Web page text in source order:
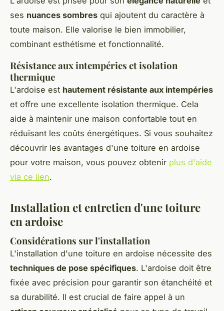
ses nuances sombres qui ajoutent du caractère à
toute maison. Elle valorise le bien immobilier,
combinant esthétisme et fonctionnalité.
Résistance aux intempéries et isolation
thermique
L'ardoise est hautement résistante aux intempéries
et offre une excellente isolation thermique. Cela
aide à maintenir une maison confortable tout en
réduisant les coûts énergétiques. Si vous souhaitez
découvrir les avantages d'une toiture en ardoise
pour votre maison, vous pouvez obtenir plus d'aide
via ce lien.
Installation et entretien d'une toiture
en ardoise
Considérations sur l'installation
L'installation d'une toiture en ardoise nécessite des
techniques de pose spécifiques. L'ardoise doit être
fixée avec précision pour garantir son étanchéité et
sa durabilité. Il est crucial de faire appel à un